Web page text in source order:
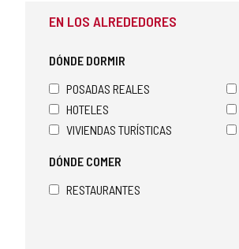
EN LOS ALREDEDORES
DÓNDE DORMIR
POSADAS REALES
HOTELES
VIVIENDAS TURÍSTICAS
DÓNDE COMER
RESTAURANTES